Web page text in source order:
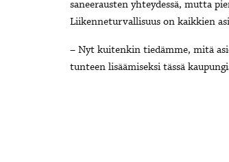
saneerausten yhteydessä, mutta
Liikenneturvallisuus on kaikkien
– Nyt kuitenkin tiedämme, mitä
tunteen lisäämiseksi tässä